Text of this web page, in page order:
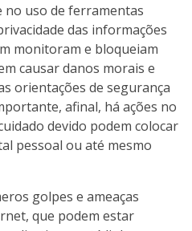
no uso de ferramentas
das informações
monitoram e bloqueiam
causar danos morais e
orientações de segurança
afinal, há ações no
devido podem colocar
pessoal ou até mesmo
golpes e ameaças
que podem estar